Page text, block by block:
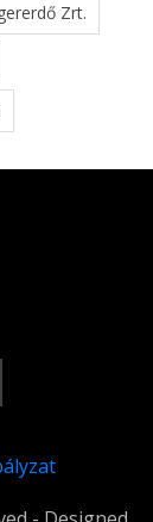
Zrt.